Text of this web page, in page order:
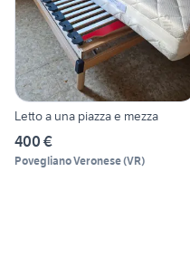
Letto a una piazza e mezza
400 €
Povegliano Veronese(VR)